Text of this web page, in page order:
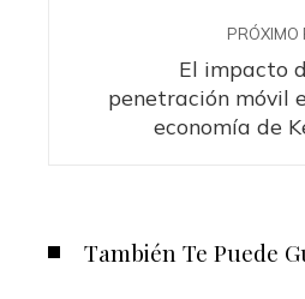
PRÓXIMO
El impacto
penetración móvil
economía de
También Te Puede